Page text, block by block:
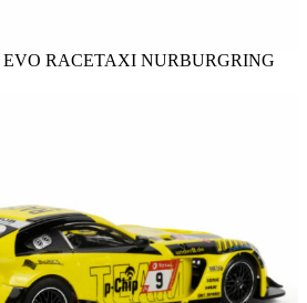
RACETAXI NURBURGRING